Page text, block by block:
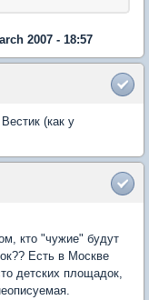
2007 - 18:57
(как у
кто "чужие" будут
Есть в Москве
детских площадок,